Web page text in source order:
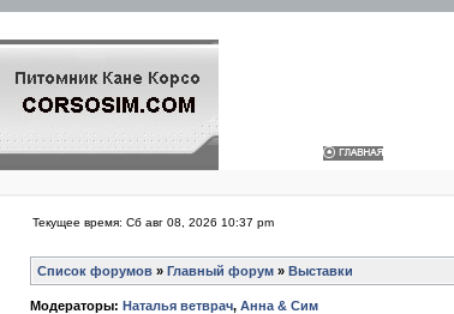
Текущее время: Сб авг 08, 2026 10:37 pm
Список форумов » Главный форум » Выставки
Модераторы: Наталья ветврач, Анна & Сим